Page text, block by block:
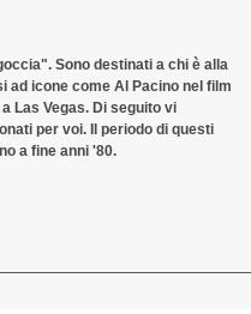
Sono destinati a chi è alla
ad icone come Al Pacino nel film
Las Vegas. Di seguito vi
per voi. Il periodo di questi
a fine anni '80.